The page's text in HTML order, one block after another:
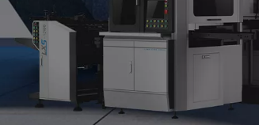
Machine de fabrication de boîtes
Machine à rainurer
Personnalisation
Cas